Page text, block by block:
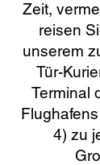
Zeit,
reisen
unserem
Tür-
Terminal
4) zu